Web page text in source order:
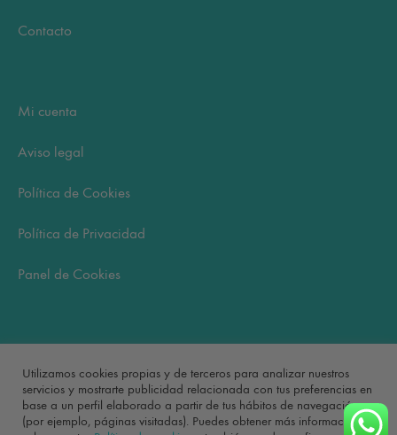
Contacto
Mi cuenta
Aviso legal
Política de Cookies
Política de Privacidad
Panel de Cookies
No hay productos en el carrito.
Utilizamos cookies propias y de terceros para analizar nuestros
servicios y mostrarte publicidad relacionada con tus preferencias en
base a un perfil elaborado a partir de tus hábitos de navegación
(por ejemplo, páginas visitadas). Puedes obtener más información